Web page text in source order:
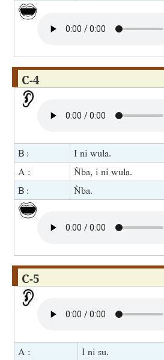
C-4
B :
I ni wula.
A :
Ǹba, i ni wula.
B :
Ǹba.
C-5
A :
I ni su.